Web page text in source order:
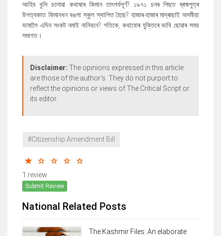
আহিব বুলি চলোৱা কথাষাৰ কিমান তাৎপৰ্যপূৰ্ণ? ১৯৭১ চনৰ পিছত ব্ৰহ্মপুত্ৰ
উপত্যকাত কিমানখন বঙলা স্কুল স্থাপিত হৈছে? হাজাৰ-হাজাৰ মাদ্ৰাছাই অসমীয়া
ভাষালৈ এদিন সংকট নমাই নানিবনে? গতিকে, কথাবোৰ যুক্তিৰে ভাবি ছোৱাৰ সময়
সমাগত।
Disclaimer: The opinions expressed in this article
are those of the author's. They do not purport to
reflect the opinions or views of The Critical Script or
its editor.
#Citizenship Amendment Bill
1 review
Submit Review
National Related Posts
The Kashmir Files: An elaborate